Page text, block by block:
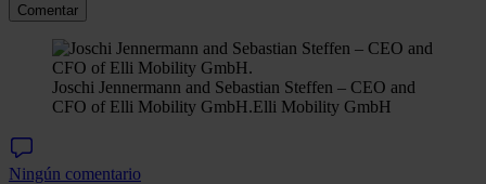
Comentar
Joschi Jennermann and Sebastian Steffen – CEO and
CFO of Elli Mobility GmbH.Elli Mobility GmbH
Ningún comentario